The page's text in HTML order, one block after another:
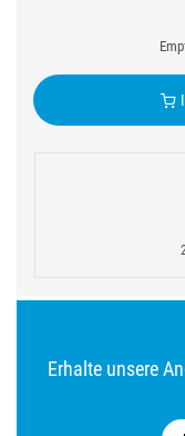
Erhalte unsere